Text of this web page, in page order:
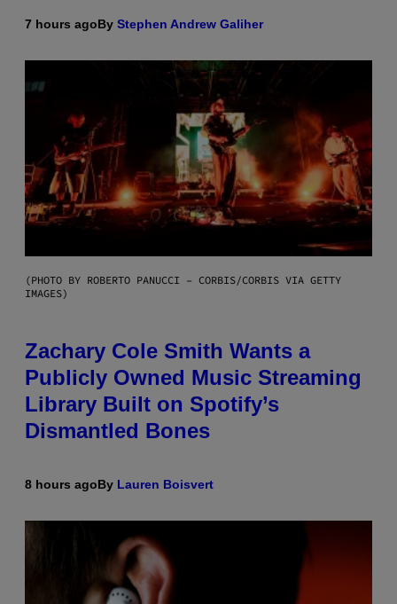
7 hours agoBy Stephen Andrew Galiher
(PHOTO BY ROBERTO PANUCCI – CORBIS/CORBIS VIA GETTY
IMAGES)
Zachary Cole Smith Wants a
Publicly Owned Music Streaming
Library Built on Spotify’s
Dismantled Bones
8 hours agoBy Lauren Boisvert